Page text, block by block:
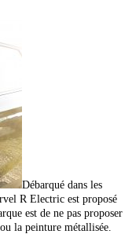
Débarqué dans les
R Electric est proposé
est de ne pas proposer
la peinture métallisée.